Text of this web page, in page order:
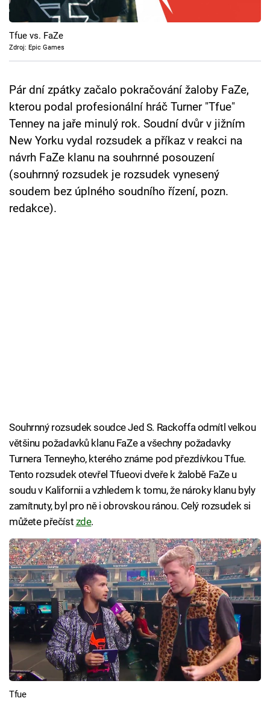
Cool Esport
Pořady
Sledujte prima+
Přihlášení
Sledujte nás
Tfue vs. FaZe
Zdroj: Epic Games
Pár dní zpátky začalo pokračování žaloby FaZe,
kterou podal profesionální hráč Turner "Tfue"
Tenney na jaře minulý rok. Soudní dvůr v jižním
New Yorku vydal rozsudek a příkaz v reakci na
návrh FaZe klanu na souhrnné posouzení
(souhrnný rozsudek je rozsudek vynesený
soudem bez úplného soudního řízení, pozn.
redakce).
Souhrnný rozsudek soudce Jed S. Rackoffa odmítl velkou
většinu požadavků klanu FaZe a všechny požadavky
Turnera Tenneyho, kterého známe pod přezdívkou Tfue.
Tento rozsudek otevřel Tfueovi dveře k žalobě FaZe u
soudu v Kalifornii a vzhledem k tomu, že nároky klanu byly
zamítnuty, byl pro ně i obrovskou ránou. Celý rozsudek si
můžete přečíst zde.
Tfue